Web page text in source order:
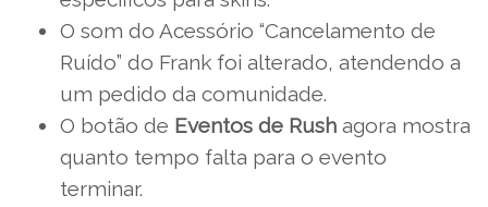
O som do Acessório “Cancelamento de
Ruído” do Frank foi alterado, atendendo a
um pedido da comunidade.
O botão de Eventos de Rush agora mostra
quanto tempo falta para o evento
terminar.